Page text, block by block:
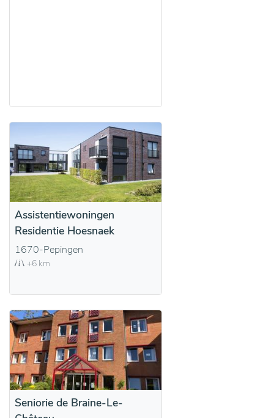
Assistentiewoningen
Residentie Hoesnaek
1670-Pepingen
+6 km
Seniorie de Braine-Le-